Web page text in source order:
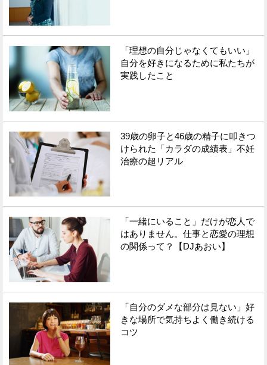
「理想の自分じゃなくてもいい」
自分を好きになるために私たちが
実践したこと
39歳の卵子と46歳の精子に叩きつ
けられた「カラダの成績表」不妊
治療の超リアル
「一緒にいること」だけが恋人で
はありません。仕事と恋愛の理想
の関係って？【DJあおい】
「自分のダメな部分は見ない」好
きな場所で気持ちよく働き続ける
コツ